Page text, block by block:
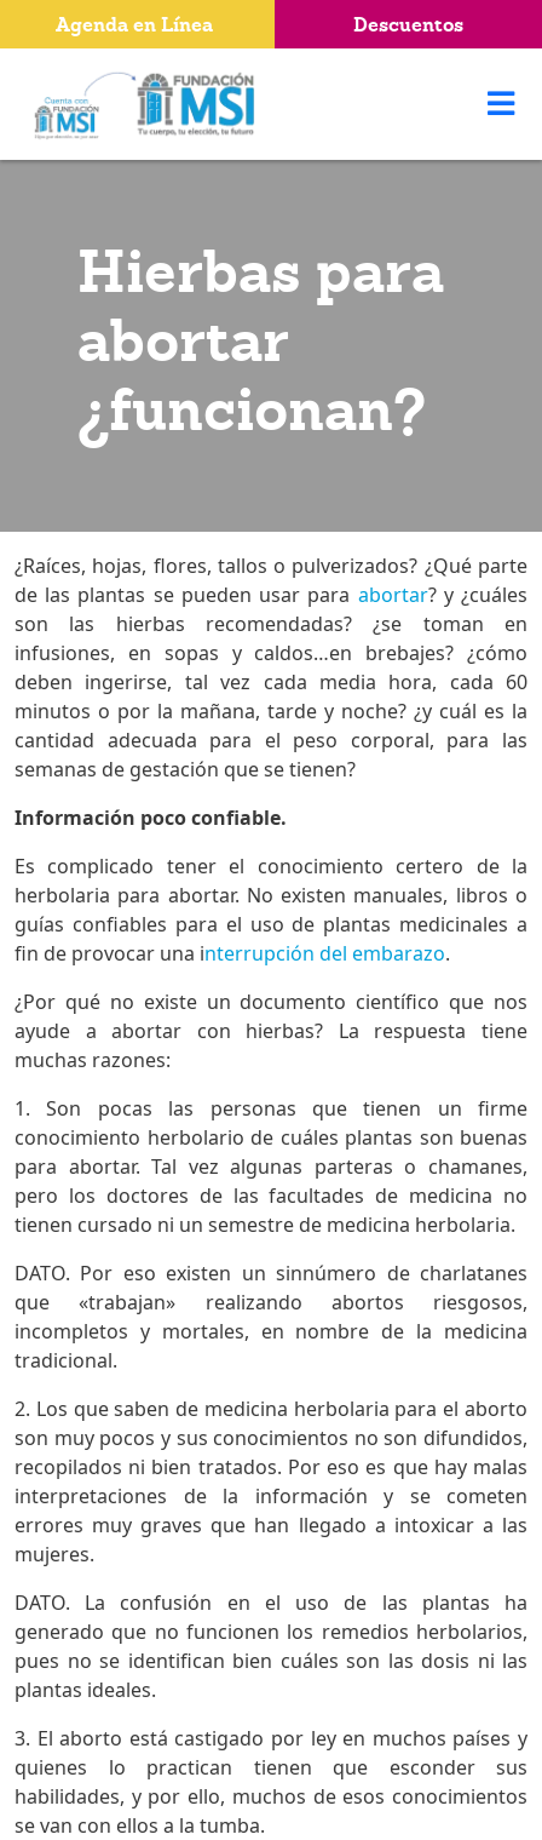
Hierbas para
abortar
¿funcionan?
¿Raíces, hojas, flores, tallos o pulverizados? ¿Qué parte
de las plantas se pueden usar para abortar? y ¿cuáles
son las hierbas recomendadas? ¿se toman en
infusiones, en sopas y caldos…en brebajes? ¿cómo
deben ingerirse, tal vez cada media hora, cada 60
minutos o por la mañana, tarde y noche? ¿y cuál es la
cantidad adecuada para el peso corporal, para las
semanas de gestación que se tienen?
Información poco confiable.
Es complicado tener el conocimiento certero de la
herbolaria para abortar. No existen manuales, libros o
guías confiables para el uso de plantas medicinales a
fin de provocar una interrupción del embarazo.
¿Por qué no existe un documento científico que nos
ayude a abortar con hierbas? La respuesta tiene
muchas razones:
1. Son pocas las personas que tienen un firme
conocimiento herbolario de cuáles plantas son buenas
para abortar. Tal vez algunas parteras o chamanes,
pero los doctores de las facultades de medicina no
tienen cursado ni un semestre de medicina herbolaria.
DATO. Por eso existen un sinnúmero de charlatanes
que «trabajan» realizando abortos riesgosos,
incompletos y mortales, en nombre de la medicina
tradicional.
2. Los que saben de medicina herbolaria para el aborto
son muy pocos y sus conocimientos no son difundidos,
recopilados ni bien tratados. Por eso es que hay malas
interpretaciones de la información y se cometen
errores muy graves que han llegado a intoxicar a las
mujeres.
DATO. La confusión en el uso de las plantas ha
generado que no funcionen los remedios herbolarios,
pues no se identifican bien cuáles son las dosis ni las
plantas ideales.
3. El aborto está castigado por ley en muchos países y
quienes lo practican tienen que esconder sus
habilidades, y por ello, muchos de esos conocimientos
se van con ellos a la tumba.
Agenda en Línea Descuentos